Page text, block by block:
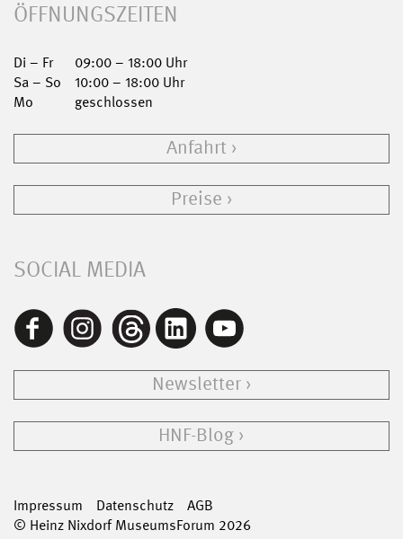
ÖFFNUNGSZEITEN
Di – Fr
09:00 – 18:00 Uhr
Sa – So
10:00 – 18:00 Uhr
Mo
geschlossen
Anfahrt
Preise
SOCIAL MEDIA
Newsletter
HNF-Blog
Impressum Datenschutz
AGB
© Heinz Nixdorf MuseumsForum 2026